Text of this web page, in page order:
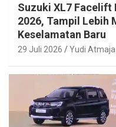
Suzuki XL7 Facelift
2026, Tampil Lebih
Keselamatan Baru
29 Juli 2026 Yudi Atmaja